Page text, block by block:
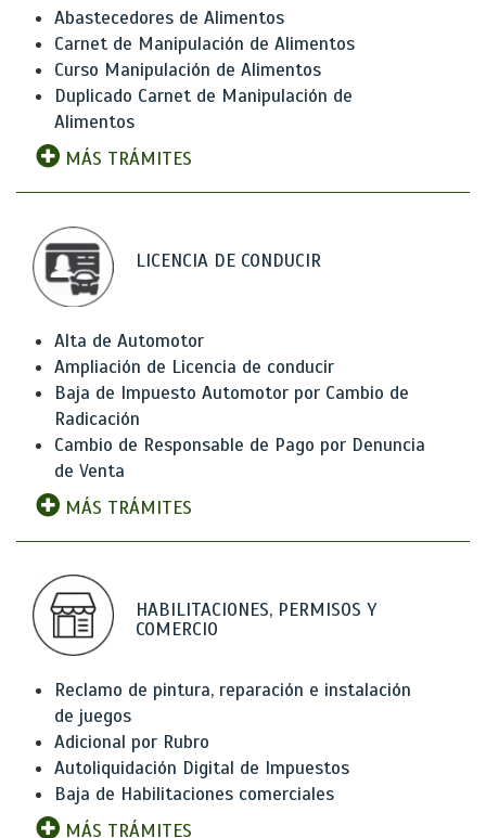
Abastecedores de Alimentos
Carnet de Manipulación de Alimentos
Curso Manipulación de Alimentos
Duplicado Carnet de Manipulación de
Alimentos
MÁS TRÁMITES
LICENCIA DE CONDUCIR
Alta de Automotor
Ampliación de Licencia de conducir
Baja de Impuesto Automotor por Cambio de
Radicación
Cambio de Responsable de Pago por Denuncia
de Venta
MÁS TRÁMITES
HABILITACIONES, PERMISOS Y
COMERCIO
Reclamo de pintura, reparación e instalación
de juegos
Adicional por Rubro
Autoliquidación Digital de Impuestos
Baja de Habilitaciones comerciales
MÁS TRÁMITES